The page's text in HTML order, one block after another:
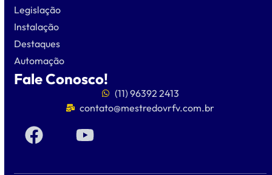
Legislação
Instalação
Destaques
Automação
Fale Conosco!
(11) 96392 2413
contato@mestredovrfv.com.br